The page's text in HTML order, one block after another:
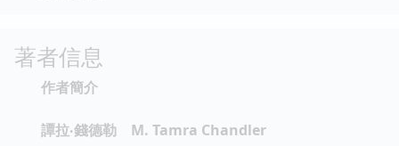
著者信息
作者簡介
譚拉‧錢德勒 M. Tamra Chandler